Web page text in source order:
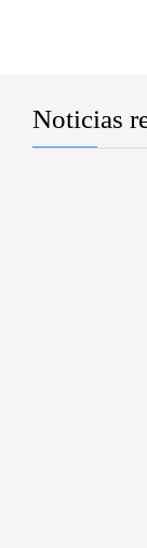
Noticias